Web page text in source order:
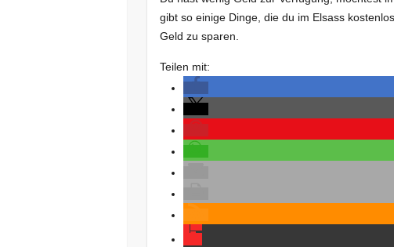
gibt so einige Dinge, die du im Elsass
Geld zu sparen.
Teilen mit: